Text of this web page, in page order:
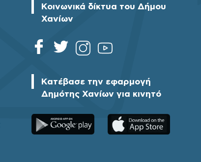
Κοινωνικά δίκτυα του Δήμου
Χανίων
Κατέβασε την εφαρμογή
Δημότης Χανίων για κινητό